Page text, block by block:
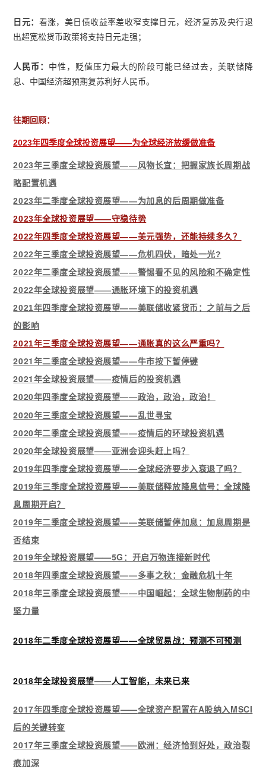
日元： 看涨，美日债收益率差收窄支撑日元，经济复苏及央行退
出超宽松货币政策将支持日元走强；
人民币： 中性，贬值压力最大的阶段可能已经过去，美联储降
息、中国经济超预期复苏利好人民币。
往期回顾：
2023年四季度全球投资展望——为全球经济放缓做准备
2023年三季度全球投资展望——风物长宜：把握家族长周期战
略配置机遇
2023年二季度全球投资展望——为加息的后周期做准备
2023年全球投资展望——守稳待势
2022年四季度全球投资展望——美元强势，还能持续多久？
2022年三季度全球投资展望——危机四伏，暗处一光?
2022年二季度全球投资展望——警惕看不见的风险和不确定性
2022年全球投资展望——通胀环境下的投资机遇
2021年四季度全球投资展望——美联储收紧货币：之前与之后
的影响
2021年三季度全球投资展望——通胀真的这么严重吗？
2021年二季度全球投资展望——牛市按下暂停键
2021年全球投资展望——疫情后的投资机遇
2020年四季度全球投资展望——政治，政治，政治！
2020年三季度全球投资展望——乱世寻宝
2020年二季度全球投资展望——疫情后的环球投资机遇
2020年全球投资展望——亚洲会迎头赶上吗？
2019年四季度全球投资展望——全球经济要步入衰退了吗？
2019年三季度全球投资展望——美联储释放降息信号：全球降
息周期开启？
2019年二季度全球投资展望——美联储暂停加息：加息周期是
否结束
2019年全球投资展望——5G：开启万物连接新时代
2018年四季度全球投资展望——多事之秋：金融危机十年
2018年三季度全球投资展望——中国崛起：全球生物制药的中
坚力量
2018年二季度全球投资展望——全球贸易战：预测不可预测
2018年全球投资展望——人工智能，未来已来
2017年四季度全球投资展望——全球资产配置在A股纳入MSCI
后的关键转变
2017年三季度全球投资展望——欧洲：经济恰到好处，政治裂
痕加深